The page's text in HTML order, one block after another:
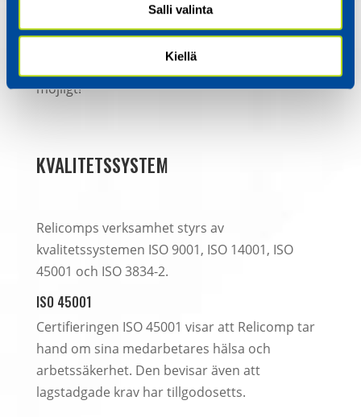
Salli valinta
Kiellä
ända sedan år 2003.
får du på platsen. Låt oss stämma träff snarast
möjligt!
KVALITETSSYSTEM
Relicomps verksamhet styrs av
kvalitetssystemen ISO 9001, ISO 14001, ISO
45001 och ISO 3834-2.
ISO 45001
Certifieringen ISO 45001 visar att Relicomp tar
hand om sina medarbetares hälsa och
arbetssäkerhet. Den bevisar även att
lagstadgade krav har tillgodosetts.